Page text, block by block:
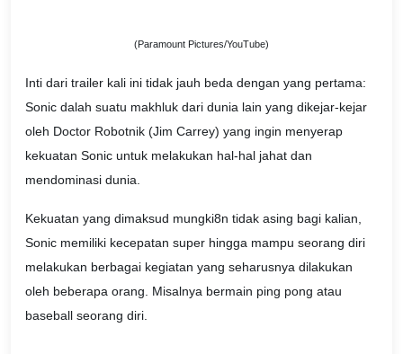
(Paramount Pictures/YouTube)
Inti dari trailer kali ini tidak jauh beda dengan yang pertama:
Sonic dalah suatu makhluk dari dunia lain yang dikejar-kejar
oleh Doctor Robotnik (Jim Carrey) yang ingin menyerap
kekuatan Sonic untuk melakukan hal-hal jahat dan
mendominasi dunia.
Kekuatan yang dimaksud mungki8n tidak asing bagi kalian,
Sonic memiliki kecepatan super hingga mampu seorang diri
melakukan berbagai kegiatan yang seharusnya dilakukan
oleh beberapa orang. Misalnya bermain ping pong atau
baseball seorang diri.